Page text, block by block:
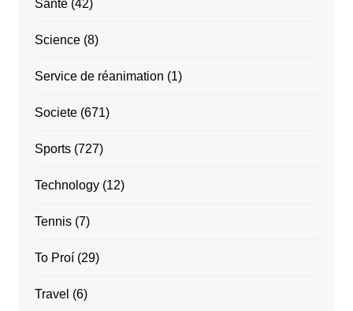
Santé(42)
Science(8)
Service de réanimation (1)
Societe(671)
Sports(727)
Technology(12)
Tennis(7)
To Proí(29)
Travel (6)